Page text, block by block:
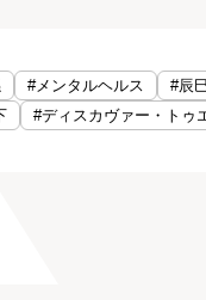
#メンタルヘルス #辰
#ディスカヴァー・トゥ